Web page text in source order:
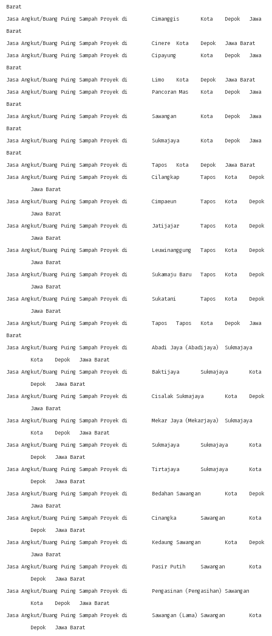
Barat
Jasa Angkut/Buang Puing Sampah Proyek di
Cimanggis Kota Depok
Jawa
Barat
Jasa Angkut/Buang Puing Sampah Proyek di
Cinere Kota Depok
Jawa Barat
Jasa Angkut/Buang Puing Sampah Proyek di
Cipayung Kota Depok
Jawa
Barat
Jasa Angkut/Buang Puing Sampah Proyek di
Limo Kota Depok
Jawa Barat
Jasa Angkut/Buang Puing Sampah Proyek di
Pancoran Mas Kota Depok
Jawa
Barat
Jasa Angkut/Buang Puing Sampah Proyek di
Sawangan Kota Depok
Jawa
Barat
Jasa Angkut/Buang Puing Sampah Proyek di
Sukmajaya Kota Depok
Jawa
Barat
Jasa Angkut/Buang Puing Sampah Proyek di
Tapos Kota Depok
Jawa Barat
Jasa Angkut/Buang Puing Sampah Proyek di
Cilangkap Tapos Kota
Depok
Jawa Barat
Jasa Angkut/Buang Puing Sampah Proyek di
Cimpaeun Tapos Kota
Depok
Jawa Barat
Jasa Angkut/Buang Puing Sampah Proyek di
Jatijajar Tapos Kota
Depok
Jawa Barat
Jasa Angkut/Buang Puing Sampah Proyek di
Leuwinanggung Tapos Kota
Depok
Jawa Barat
Jasa Angkut/Buang Puing Sampah Proyek di
Sukamaju Baru Tapos Kota
Depok
Jawa Barat
Jasa Angkut/Buang Puing Sampah Proyek di
Sukatani Tapos Kota
Depok
Jawa Barat
Jasa Angkut/Buang Puing Sampah Proyek di
Tapos Tapos Kota Depok
Jawa
Barat
Jasa Angkut/Buang Puing Sampah Proyek di
Abadi Jaya (Abadijaya)
Sukmajaya
Kota
Depok
Jawa Barat
Jasa Angkut/Buang Puing Sampah Proyek di
Baktijaya Sukmajaya
Kota
Depok
Jawa Barat
Jasa Angkut/Buang Puing Sampah Proyek di
Cisalak Sukmajaya Kota
Depok
Jawa Barat
Jasa Angkut/Buang Puing Sampah Proyek di
Mekar Jaya (Mekarjaya)
Sukmajaya
Kota
Depok
Jawa Barat
Jasa Angkut/Buang Puing Sampah Proyek di
Sukmajaya Sukmajaya
Kota
Depok
Jawa Barat
Jasa Angkut/Buang Puing Sampah Proyek di
Tirtajaya Sukmajaya
Kota
Depok
Jawa Barat
Jasa Angkut/Buang Puing Sampah Proyek di
Bedahan Sawangan Kota
Depok
Jawa Barat
Jasa Angkut/Buang Puing Sampah Proyek di
Cinangka Sawangan
Kota
Depok
Jawa Barat
Jasa Angkut/Buang Puing Sampah Proyek di
Kedaung Sawangan Kota
Depok
Jawa Barat
Jasa Angkut/Buang Puing Sampah Proyek di
Pasir Putih Sawangan
Kota
Depok
Jawa Barat
Jasa Angkut/Buang Puing Sampah Proyek di
Pengasinan (Pengasihan)
Sawangan
Kota
Depok
Jawa Barat
Jasa Angkut/Buang Puing Sampah Proyek di
Sawangan (Lama) Sawangan
Kota
Depok
Jawa Barat